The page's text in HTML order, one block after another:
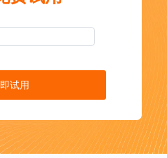
试用